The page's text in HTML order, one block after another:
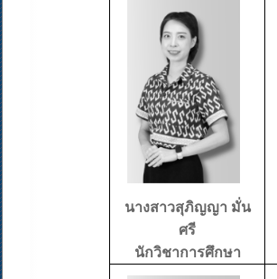
นางสาวสุภิญญา มั่น
ศรี
นักวิชาการศึกษา